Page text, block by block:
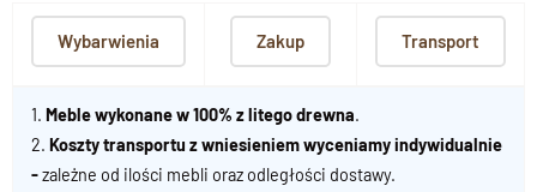
Wybarwienia Zakup Transport
1. Meble wykonane w 100% z litego drewna.
2. Koszty transportu z wniesieniem wyceniamy indywidualnie
-zależne od ilości mebli oraz odległości dostawy.